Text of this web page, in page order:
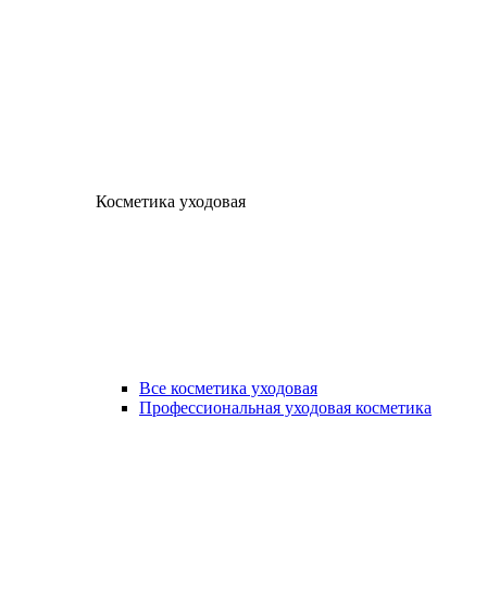
Косметика уходовая
Все косметика уходовая
Профессиональная уходовая косметика